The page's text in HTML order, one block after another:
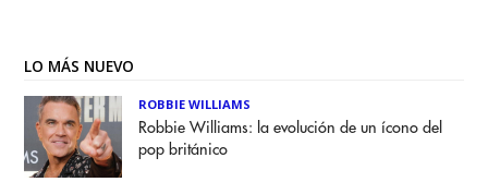
LO MÁS NUEVO
ROBBIE WILLIAMS
Robbie Williams: la evolución de un ícono del
pop británico